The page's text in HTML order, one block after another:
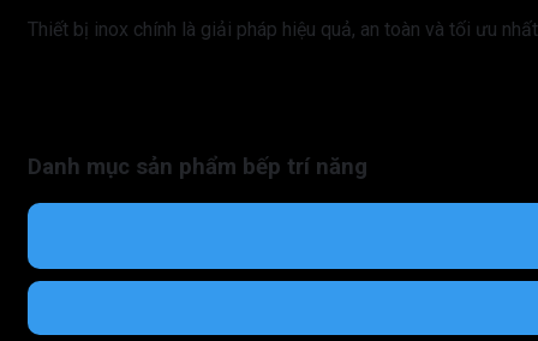
Thiết bị inox chính là giải pháp hiệu quả, an toàn và tối ưu
Danh mục sản phẩm bếp trí năng